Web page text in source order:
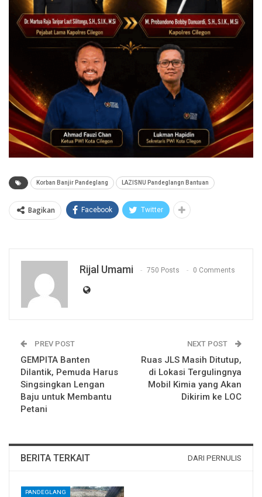
Korban Banjir Pandeglang LAZISNU Pandeglangn Bantuan
Bagikan Facebook Twitter
Rijal Umami 750 Posts 0 Comments
PREV POST
GEMPITA Banten
Dilantik, Pemuda Harus
Singsingkan Lengan
Baju untuk Membantu
Petani
NEXT POST
Ruas JLS Masih Ditutup,
di Lokasi Tergulingnya
Mobil Kimia yang Akan
Dikirim ke LOC
BERITA TERKAIT DARI PERNULIS
PANDEGLANG